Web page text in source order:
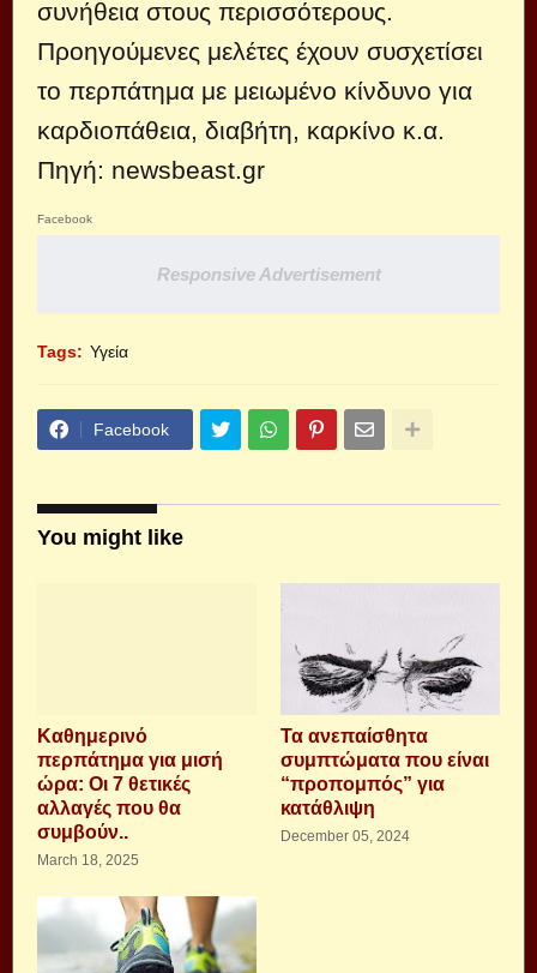
συνήθεια στους περισσότερους.
Προηγούμενες μελέτες έχουν συσχετίσει
το περπάτημα με μειωμένο κίνδυνο για
καρδιοπάθεια, διαβήτη, καρκίνο κ.α.
Πηγή: newsbeast.gr
Facebook
Responsive Advertisement
Tags: Υγεία
Facebook
You might like
Καθημερινό
περπάτημα για μισή
ώρα: Οι 7 θετικές
αλλαγές που θα
συμβούν..
March 18, 2025
Τα ανεπαίσθητα
συμπτώματα που είναι
“προπομπός” για
κατάθλιψη
December 05, 2024